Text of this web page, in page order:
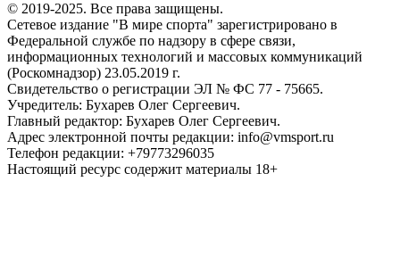
© 2019-2025. Все права защищены.
Сетевое издание "В мире спорта" зарегистрировано в
Федеральной службе по надзору в сфере связи,
информационных технологий и массовых коммуникаций
(Роскомнадзор) 23.05.2019 г.
Свидетельство о регистрации ЭЛ № ФС 77 - 75665.
Учредитель: Бухарев Олег Сергеевич.
Главный редактор: Бухарев Олег Сергеевич.
Адрес электронной почты редакции: info@vmsport.ru
Телефон редакции: +79773296035
Настоящий ресурс содержит материалы 18+